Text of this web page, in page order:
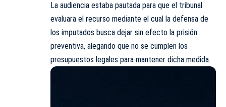
La audiencia estaba pautada para que el tribunal
evaluara el recurso mediante el cual la defensa de
los imputados busca dejar sin efecto la prisión
preventiva, alegando que no se cumplen los
presupuestos legales para mantener dicha medida.